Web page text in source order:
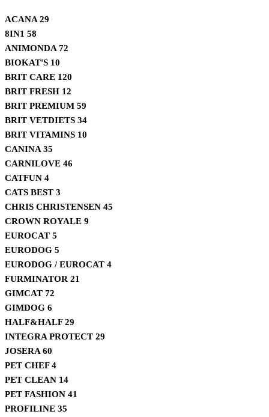
ACANA 29
8IN1 58
ANIMONDA 72
BIOKAT'S 10
BRIT CARE 120
BRIT FRESH 12
BRIT PREMIUM 59
BRIT VETDIETS 34
BRIT VITAMINS 10
CANINA 35
CARNILOVE 46
CATFUN 4
CATS BEST 3
CHRIS CHRISTENSEN 45
CROWN ROYALE 9
EUROCAT 5
EURODOG 5
EURODOG / EUROCAT 4
FURMINATOR 21
GIMCAT 72
GIMDOG 6
HALF&HALF29
INTEGRA PROTECT 29
JOSERA 60
PET CHEF4
PET CLEAN 14
PET FASHION 41
PROFILINE 35